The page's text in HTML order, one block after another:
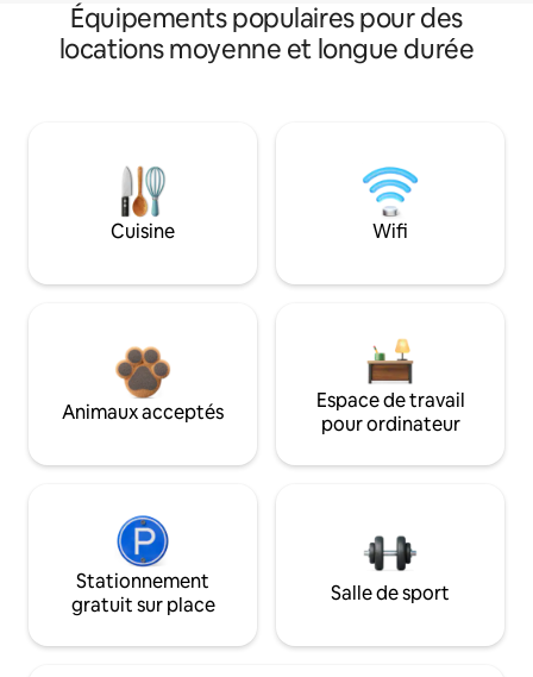
Équipements populaires pour des
locations moyenne et longue durée
Cuisine Wifi
Animaux acceptés
Espace de travail
pour ordinateur
Stationnement
gratuit sur place
Salle de sport